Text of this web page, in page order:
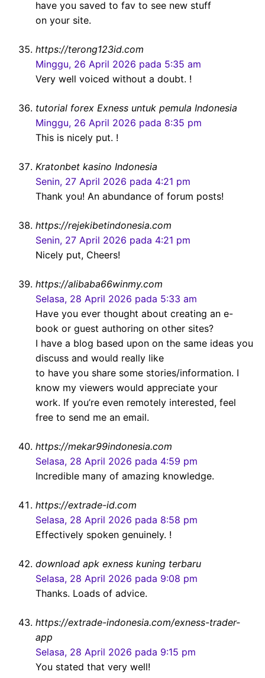
have you saved to fav to see new stuff
on your site.
https://terong123id.com
Minggu, 26 April 2026 pada 5:35 am
Very well voiced without a doubt. !
tutorial forex Exness untuk pemula Indonesia
Minggu, 26 April 2026 pada 8:35 pm
This is nicely put. !
Kratonbet kasino Indonesia
Senin, 27 April 2026 pada 4:21 pm
Thank you! An abundance of forum posts!
https://rejekibetindonesia.com
Senin, 27 April 2026 pada 4:21 pm
Nicely put, Cheers!
https://alibaba66winmy.com
Selasa, 28 April 2026 pada 5:33 am
Have you ever thought about creating an e-
book or guest authoring on other sites?
I have a blog based upon on the same ideas you
discuss and would really like
to have you share some stories/information. I
know my viewers would appreciate your
work. If you’re even remotely interested, feel
free to send me an email.
https://mekar99indonesia.com
Selasa, 28 April 2026 pada 4:59 pm
Incredible many of amazing knowledge.
https://extrade-id.com
Selasa, 28 April 2026 pada 8:58 pm
Effectively spoken genuinely. !
download apk exness kuning terbaru
Selasa, 28 April 2026 pada 9:08 pm
Thanks. Loads of advice.
https://extrade-indonesia.com/exness-trader-
app
Selasa, 28 April 2026 pada 9:15 pm
You stated that very well!